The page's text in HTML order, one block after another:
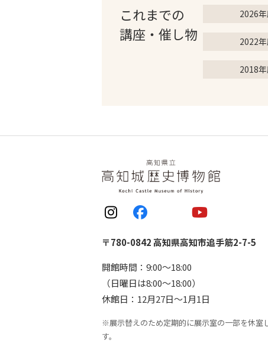
これまでの
講座・催し物
2026
2022
2018
〒780-0842 高知県高知市追手筋2-7-5
開館時間：9:00〜18:00
（日曜日は8:00〜18:00）
休館日：12月27日〜1月1日
※展示替えのため定期的に展示室の一部を休室
す。